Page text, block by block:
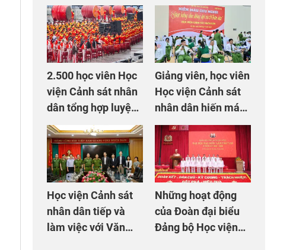
2.500 học viên Học
viện Cảnh sát nhân
dân tổng hợp luyện
màn Trống hội chào
mừng Đại hội Đảng
Giảng viên, học viên
Học viện Cảnh sát
nhân dân hiến máu
giúp dân và đồng
đội
Học viện Cảnh sát
nhân dân tiếp và
làm việc với Văn
Những hoạt động
của Đoàn đại biểu
Đảng bộ Học viện